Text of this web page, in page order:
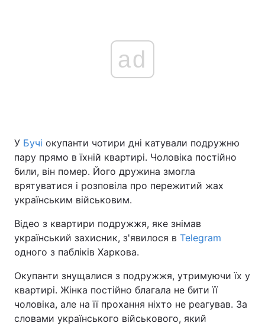
Україна Політика
Економіка
Спорт Наука
Техно і зв'язок
Зброя Інциденти
Цікавинки Погода
Екологія Регіони
ad
У Бучі окупанти чотири дні катували подружню
пару прямо в їхній квартирі. Чоловіка постійно
били, він помер. Його дружина змогла
врятуватися і розповіла про пережитий жах
українським військовим.
Відео з квартири подружжя, яке знімав
український захисник, з'явилося в Telegram
одного з пабліків Харкова.
Окупанти знущалися з подружжя, утримуючи їх у
квартирі. Жінка постійно благала не бити її
чоловіка, але на її прохання ніхто не реагував. За
словами українського військового, який